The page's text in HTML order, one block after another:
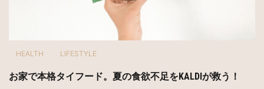
HEALTH LIFESTYLE
お家で本格タイフード。夏の食欲不足をKALDIが救う！